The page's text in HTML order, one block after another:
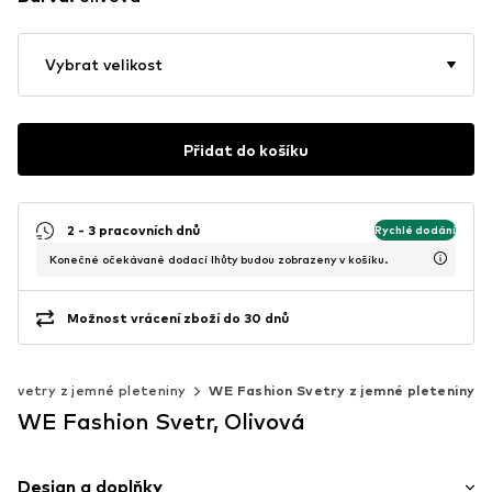
Vybrat velikost
Přidat do košíku
2 - 3 pracovních dnů Rychlé dodání
Konečné očekávané dodací lhůty budou zobrazeny v košíku.
Možnost vrácení zboží do 30 dnů
Svetry z jemné pleteniny WE Fashion Svetry z jemné pleteniny
WE Fashion Svetr, Olivová
Design a doplňky